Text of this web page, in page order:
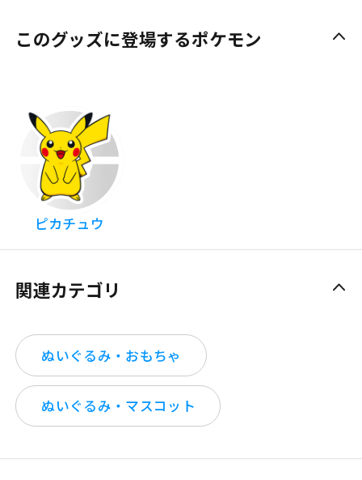
このグッズに登場するポケモン
ピカチュウ
関連カテゴリ
ぬいぐるみ・おもちゃ
ぬいぐるみ・マスコット